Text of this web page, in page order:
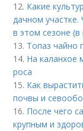
12. Какие
дачном участке.
в этом сезоне (в
13. Топаз чайно
14. На каланхое
роса
15. Как
почвы и
16. После чего
крупным и